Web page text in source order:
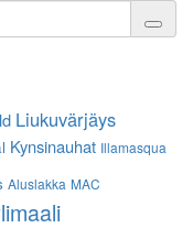
Liukuvärjäys
Kynsinauhat Illamasqua
Aluslakka MAC